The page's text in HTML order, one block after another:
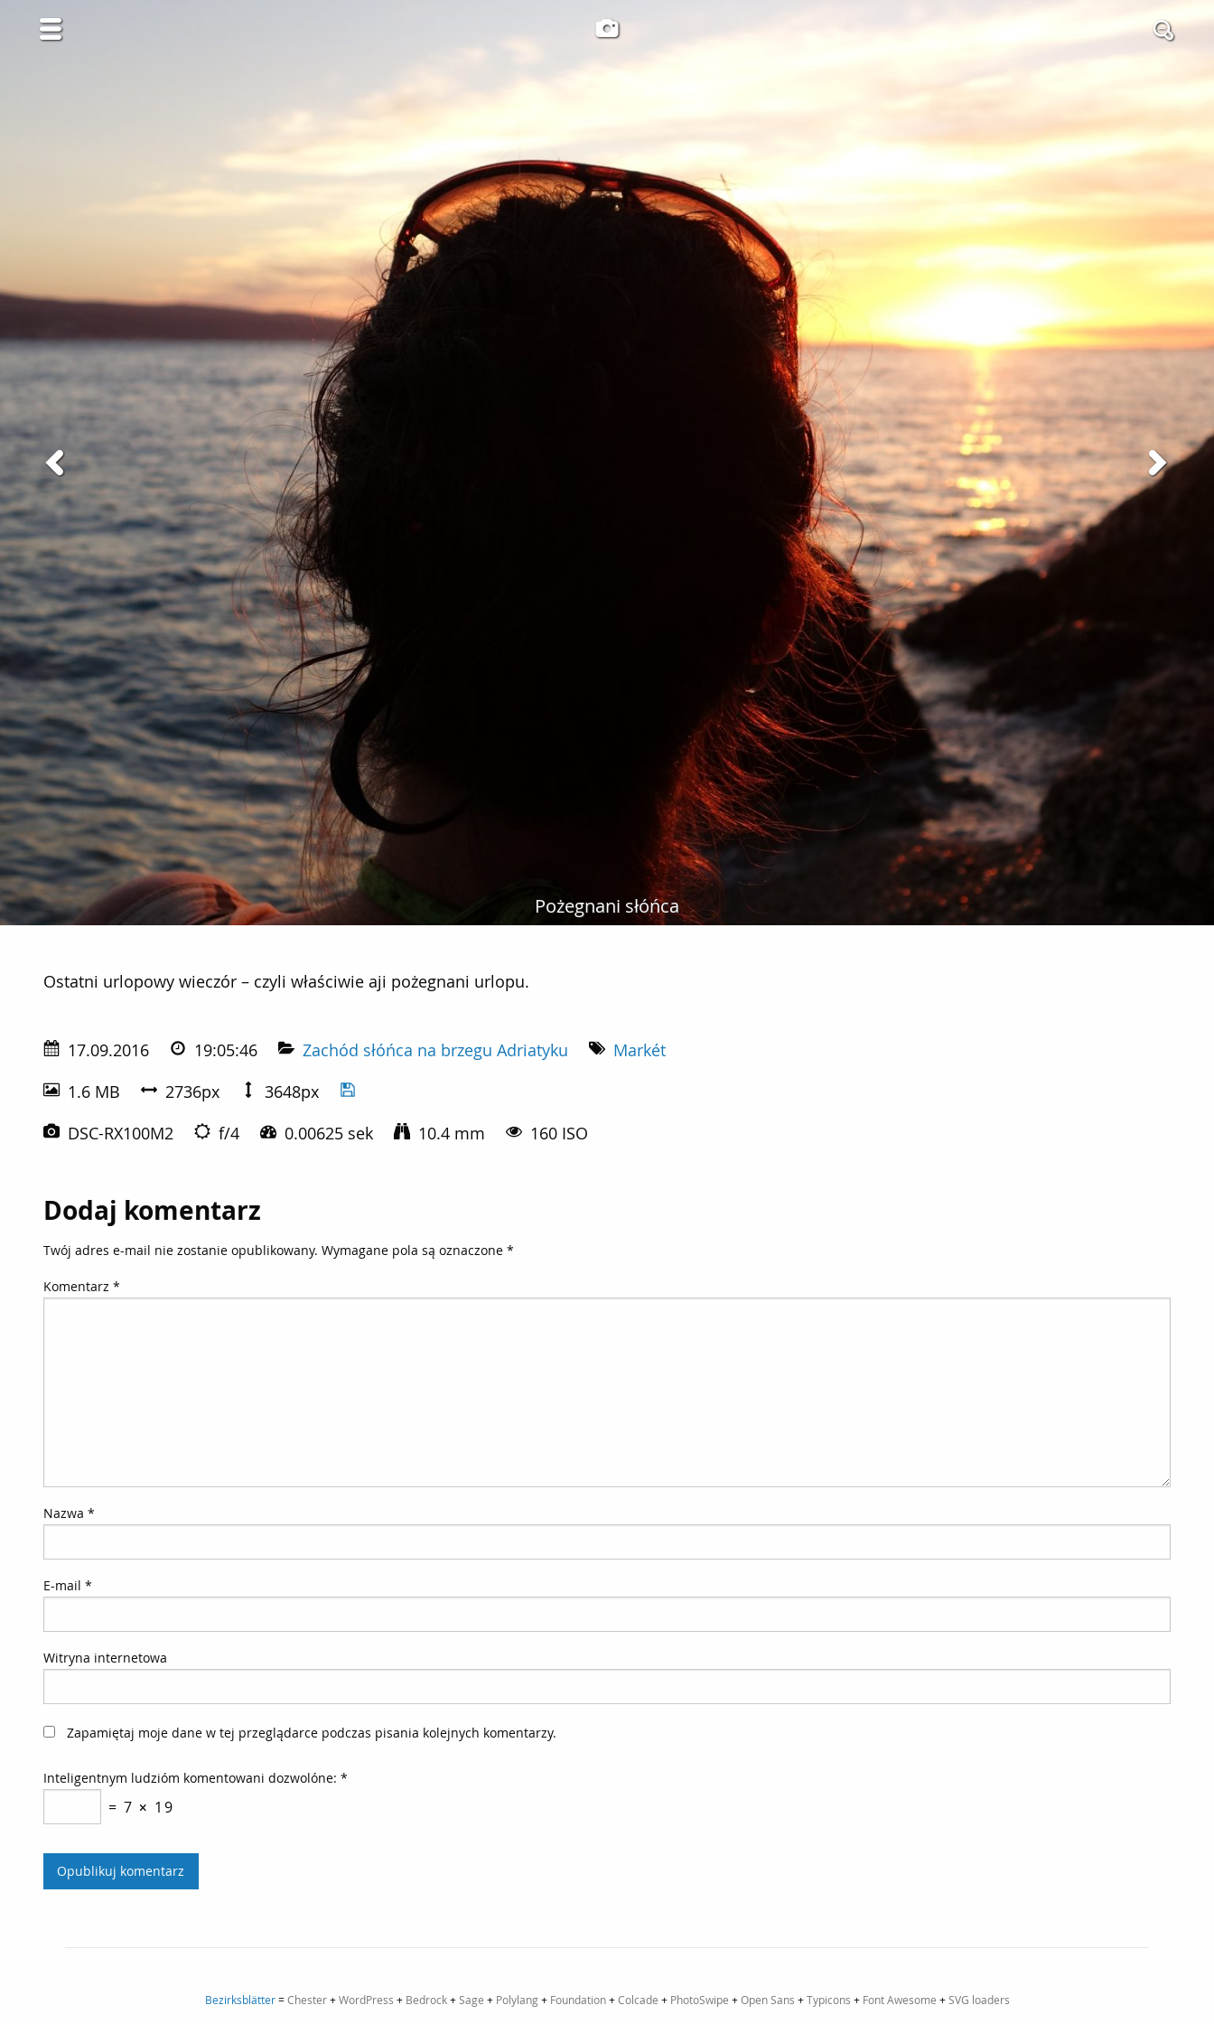
Pożegnani słóńca
Ostatni urlopowy wieczór – czyli właściwie aji pożegnani urlopu.
17.09.2016 19:05:46 Zachód słóńca na brzegu Adriatyku
Markét
1.6 MB
2736px
3648px
DSC-RX100M2
f/4 0.00625 sek 10.4 mm 160 ISO
Dodaj komentarz
Twój adres e-mail nie zostanie opublikowany. Wymagane pola są oznaczone *
Komentarz *
Nazwa *
E-mail *
Witryna internetowa
Zapamiętaj moje dane w tej przeglądarce podczas pisania kolejnych komentarzy.
Inteligentnym ludzióm komentowani dozwolóne: *
= 7 × 19
Bezirksblätter=Chester+WordPress + Bedrock+Sage + Polylang+ Foundation+Colcade + PhotoSwipe +Open Sans +Typicons + Font Awesome +SVG loaders